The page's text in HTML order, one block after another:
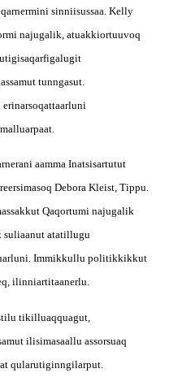
sinniisussaa. Kelly
najugalik, atuakkiortuuvoq
tunngasut.
aamma Inatsisartutut
Debora Kleist, Tippu.
Qaqortumi najugalik
suliaanut atatillugu
Immikkullu politikkikkut
ilinniartitaanerlu.
tikilluaqquagut,
ilisimasaallu assorsuaq
qularutiginngilarput.